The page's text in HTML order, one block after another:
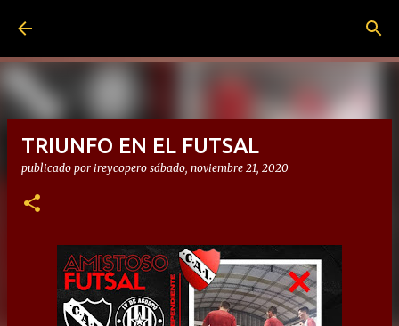
TRIUNFO EN EL FUTSAL
publicado por ireycopero sábado, noviembre 21, 2020